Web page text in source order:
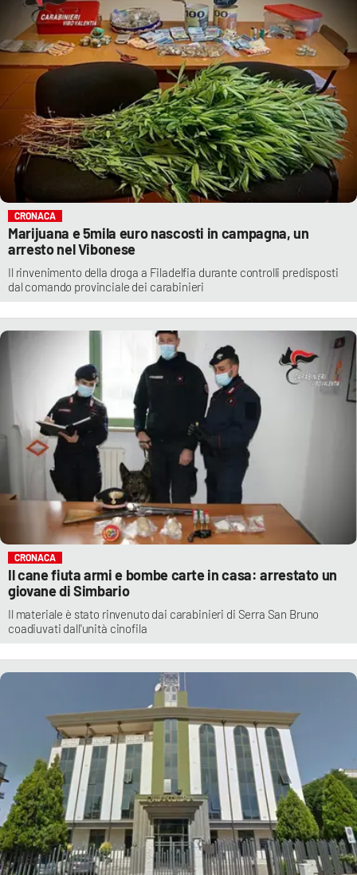
CRONACA
Marijuana e 5mila euro nascosti in campagna, un
arresto nel Vibonese
Il rinvenimento della droga a Filadelfia durante controlli predisposti
dal comando provinciale dei carabinieri
CRONACA
Il cane fiuta armi e bombe carte in casa: arrestato un
giovane di Simbario
Il materiale è stato rinvenuto dai carabinieri di Serra San Bruno
coadiuvati dall'unità cinofila